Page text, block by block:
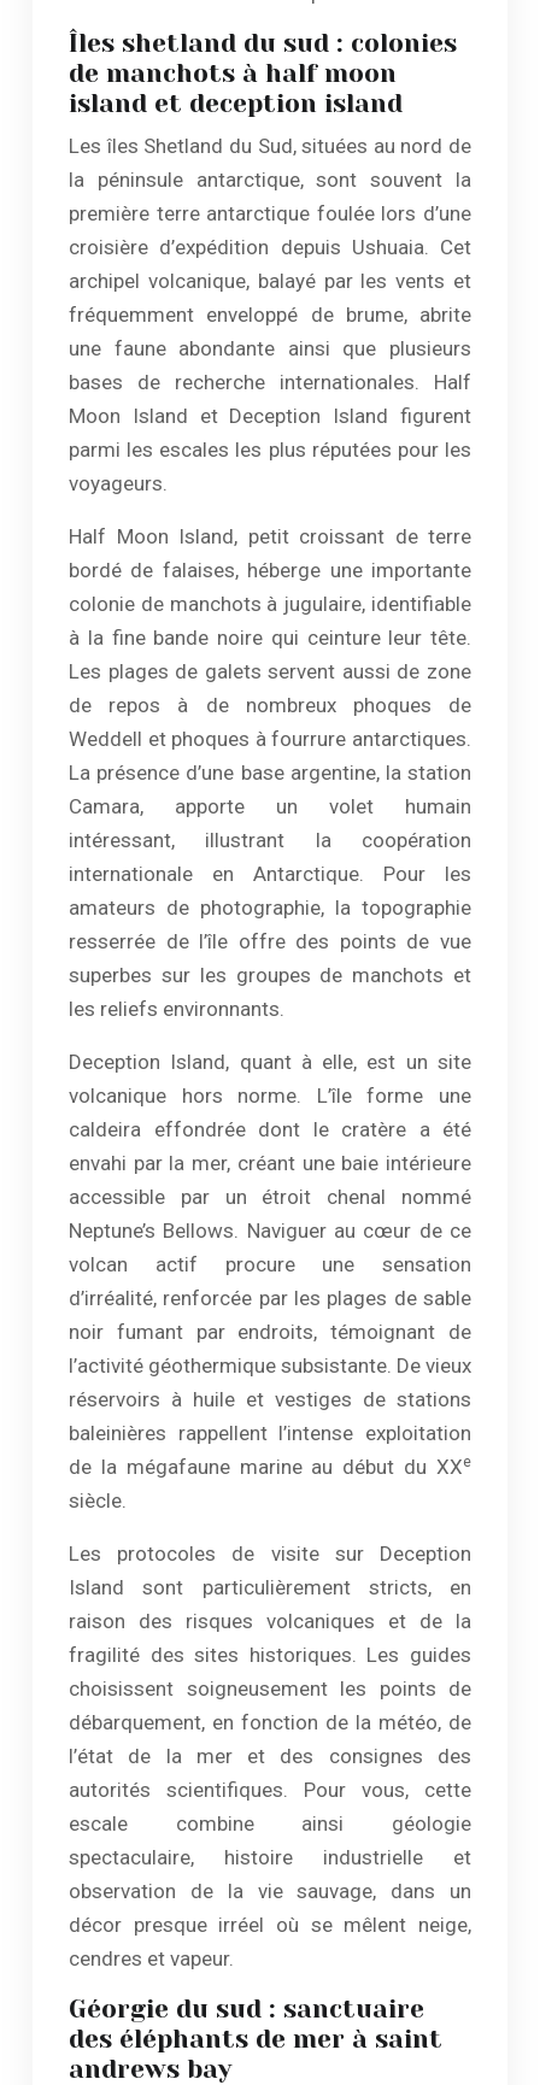
Îles shetland du sud : colonies
de manchots à half moon
island et deception island
Les îles Shetland du Sud, situées au nord de
la péninsule antarctique, sont souvent la
première terre antarctique foulée lors d’une
croisière d’expédition depuis Ushuaia. Cet
archipel volcanique, balayé par les vents et
fréquemment enveloppé de brume, abrite
une faune abondante ainsi que plusieurs
bases de recherche internationales. Half
Moon Island et Deception Island figurent
parmi les escales les plus réputées pour les
voyageurs.
Half Moon Island, petit croissant de terre
bordé de falaises, héberge une importante
colonie de manchots à jugulaire, identifiable
à la fine bande noire qui ceinture leur tête.
Les plages de galets servent aussi de zone
de repos à de nombreux phoques de
Weddell et phoques à fourrure antarctiques.
La présence d’une base argentine, la station
Camara, apporte un volet humain
intéressant, illustrant la coopération
internationale en Antarctique. Pour les
amateurs de photographie, la topographie
resserrée de l’île offre des points de vue
superbes sur les groupes de manchots et
les reliefs environnants.
Deception Island, quant à elle, est un site
volcanique hors norme. L’île forme une
caldeira effondrée dont le cratère a été
envahi par la mer, créant une baie intérieure
accessible par un étroit chenal nommé
Neptune’s Bellows. Naviguer au cœur de ce
volcan actif procure une sensation
d’irréalité, renforcée par les plages de sable
noir fumant par endroits, témoignant de
l’activité géothermique subsistante. De vieux
réservoirs à huile et vestiges de stations
baleinières rappellent l’intense exploitation
de la mégafaune marine au début du XXe
siècle.
Les protocoles de visite sur Deception
Island sont particulièrement stricts, en
raison des risques volcaniques et de la
fragilité des sites historiques. Les guides
choisissent soigneusement les points de
débarquement, en fonction de la météo, de
l’état de la mer et des consignes des
autorités scientifiques. Pour vous, cette
escale combine ainsi géologie
spectaculaire, histoire industrielle et
observation de la vie sauvage, dans un
décor presque irréel où se mêlent neige,
cendres et vapeur.
Géorgie du sud : sanctuaire
des éléphants de mer à saint
andrews bay